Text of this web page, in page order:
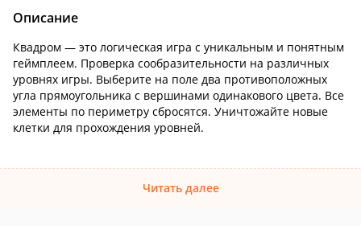
Описание
Квадром — это логическая игра с уникальным и понятным
геймплеем. Проверка сообразительности на различных
уровнях игры. Выберите на поле два противоположных
угла прямоугольника с вершинами одинакового цвета. Все
элементы по периметру сбросятся. Уничтожайте новые
клетки для прохождения уровней.
Читать далее